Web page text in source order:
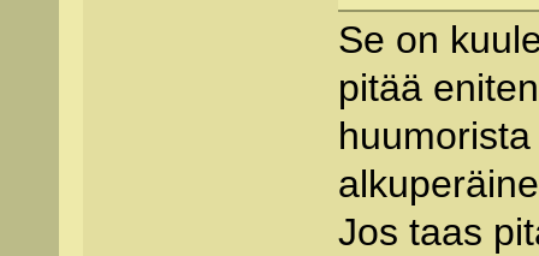
Se on
pitää
Jos taas